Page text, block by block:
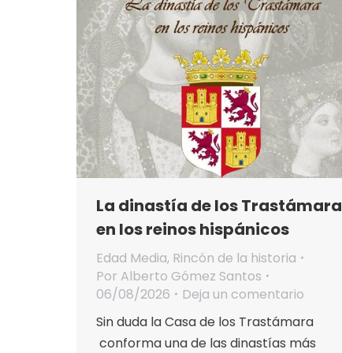
La dinastía de los Trastámara
en los reinos hispánicos
Edad Media, Rincón de la historia
Por Alberto Gómez Santos
06/08/2026
Deja un comentario
Sin duda la Casa de los Trastámara
conforma una de las dinastías más